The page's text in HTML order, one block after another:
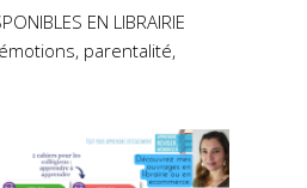
EN LIBRAIRIE
parentalité,